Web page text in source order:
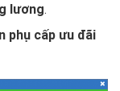
lương.
phụ cấp ưu đãi